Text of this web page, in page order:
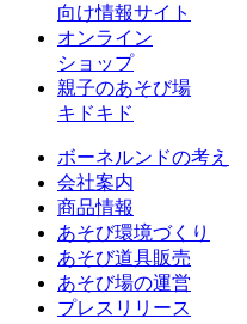
向け情報サイト
オンライン
ショップ
親子のあそび場
キドキド
ボーネルンドの考え
会社案内
商品情報
あそび環境づくり
あそび道具販売
あそび場の運営
プレスリリース